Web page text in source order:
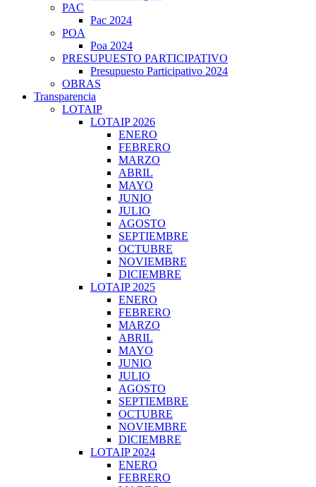
PAC
Pac 2024
POA
Poa 2024
PRESUPUESTO PARTICIPATIVO
Presupuesto Participativo 2024
OBRAS
Transparencia
LOTAIP
LOTAIP 2026
ENERO
FEBRERO
MARZO
ABRIL
MAYO
JUNIO
JULIO
AGOSTO
SEPTIEMBRE
OCTUBRE
NOVIEMBRE
DICIEMBRE
LOTAIP 2025
ENERO
FEBRERO
MARZO
ABRIL
MAYO
JUNIO
JULIO
AGOSTO
SEPTIEMBRE
OCTUBRE
NOVIEMBRE
DICIEMBRE
LOTAIP 2024
ENERO
FEBRERO